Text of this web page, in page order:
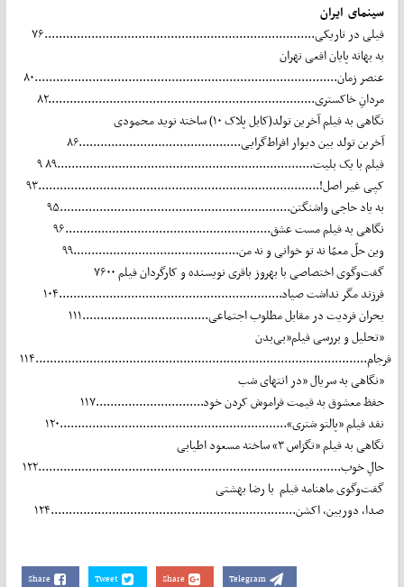
سینمای ایران
فیلی در تاریکی...........................................................................۷۶
به بهانه پایان افعی تهران
عنصر زمان....................................................................................۸۰
مردانِ خاکستری..........................................................................۸۲
نگاهی به فیلم آخرین تولد(کابل پلاک ۱۰) ساخته نوید محمودی
آخرین تولد بین دیوار افراط‌گرایی.............................................۸۶
۹ فیلم با یک بلیت.......................................................................۸۹
کپی غیر اصل!..............................................................................۹۳
به یاد حاجی واشنگتن................................................................۹۵
نگاهی به فیلم مست عشق.........................................................۹۶
وین حلّ معمّا نه تو خوانی و نه من..............................................۹۹
گفت‌وگوی اختصاصی با بهروز باقری نویسنده و کارگردان فیلم ۷۶۰۰
فرزند مگر نداشت صیاد..............................................................۱۰۴
بحران فردیت در مقابل مطلوب اجتماعی...................................۱۱۱
تحلیل و بررسی فیلم«بی‌بدن»
فرجام............................................................................................۱۱۴
نگاهی به سریال «در انتهای شب»
حفظ معشوق به قیمت فراموش کردن خود..............................۱۱۷
نقد فیلم «پالتو شتری»...............................................................۱۲۰
نگاهی به فیلم «تگزاس ۳» ساخته مسعود اطیابی
حالِ خوب....................................................................................۱۲۲
گفت‌و‌گوی ماهنامه فیلم با رضا بهشتی
صدا، دوربین، اکشن....................................................................۱۲۴
Share Tweet Share Telegram